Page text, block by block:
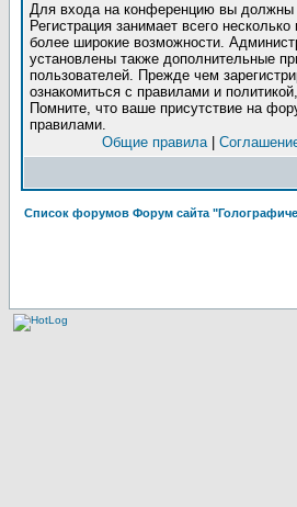
Для входа на конференцию вы должны
Регистрация занимает всего
более широкие возможности.
установлены также дополнительные
пользователей. Прежде чем
ознакомиться с правилами и
Помните, что ваше присутствие на
правилами.
Общие правила|
Список форумов Форум сайта